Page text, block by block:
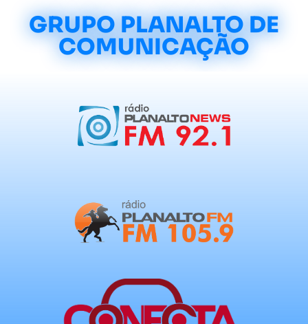
GRUPO PLANALTO DE
COMUNICAÇÃO